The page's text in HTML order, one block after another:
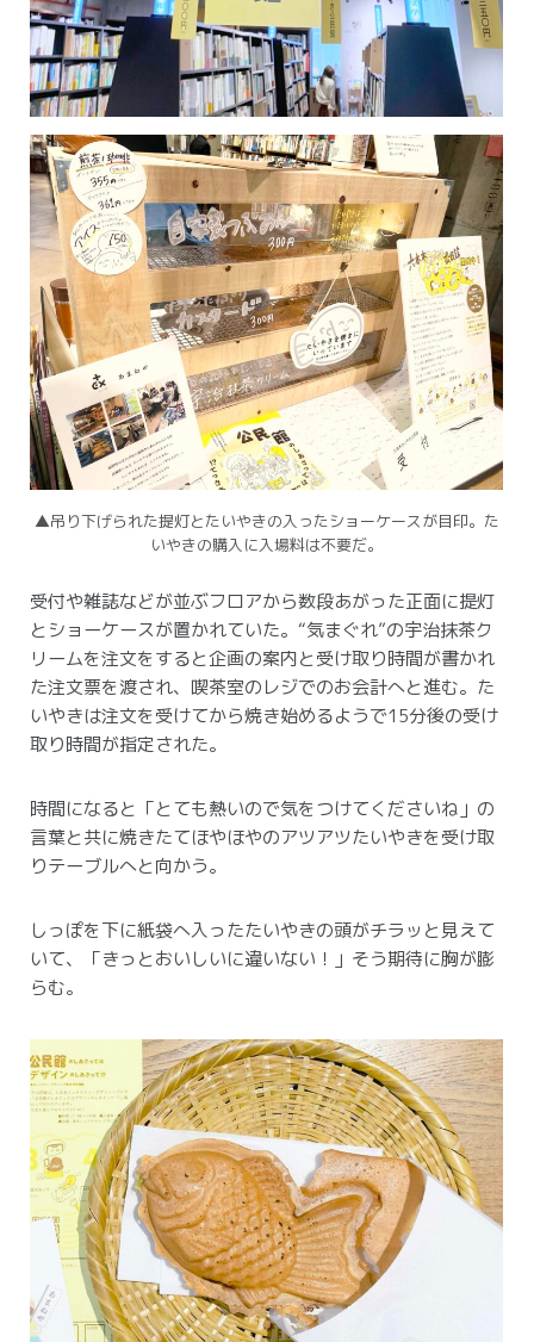
▲吊り下げられた提灯とたいやきの入ったショーケースが目印。 た
いやきの購入に入場料は不要だ。
受付や雑誌などが並ぶフロアから数段あがった正面に提灯
とショーケースが置かれていた。“気まぐれ”の宇治抹茶ク
リームを注文をすると企画の案内と受け取り時間が書かれ
た注文票を渡され、喫茶室のレジでのお会計へと進む。 た
いやきは注文を受けてから焼き始めるようで15分後の受け
取り時間が指定された。
時間になると「とても熱いので気をつけてくださいね」の
言葉と共に焼きたてほやほやのアツアツたいやきを受け取
りテーブルへと向かう。
しっぽを下に紙袋へ入ったたいやきの頭がチラッと見えて
いて、「きっとおいしいに違いない！」そう期待に胸が膨
らむ。